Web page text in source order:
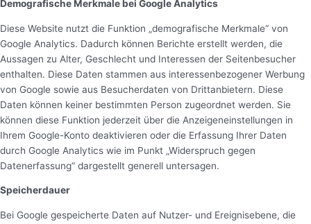
Demografische Merkmale bei Google Analytics
Diese Website nutzt die Funktion „demografische Merkmale“ von
Google Analytics. Dadurch können Berichte erstellt werden, die
Aussagen zu Alter, Geschlecht und Interessen der Seitenbesucher
enthalten. Diese Daten stammen aus interessenbezogener Werbung
von Google sowie aus Besucherdaten von Drittanbietern. Diese
Daten können keiner bestimmten Person zugeordnet werden. Sie
können diese Funktion jederzeit über die Anzeigeneinstellungen in
Ihrem Google-Konto deaktivieren oder die Erfassung Ihrer Daten
durch Google Analytics wie im Punkt „Widerspruch gegen
Datenerfassung“ dargestellt generell untersagen.
Speicherdauer
Bei Google gespeicherte Daten auf Nutzer- und Ereignisebene, die